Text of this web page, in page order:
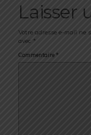
Laisser
Votre adresse e-mail ne
avec *
Commentaire *